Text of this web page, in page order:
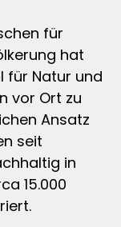
für
hat
für Natur und
vor Ort zu
Ansatz
seit
in
15.000